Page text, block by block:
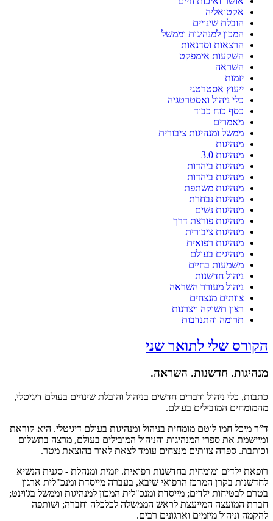
שינויים
למנהיגות וממשל
וסדנאות
אימפקט
אסטרטגי
ניהול ואסטרטגיה
כוח כבוד
ומנהיגות ציבורית
3.0
ביהדות
ביהדות
משתפת
נבחרת
נשים
פורצת דרך
ציבורית
רפואית
בעולם
בחיים
חדשנות
מעורר השראה
מנצחים
תשוקה ויצרנות
והתנדבות
שלי לתואר שני
חדשנות. השראה.
ניהול ודברים חדשים בניהול והובלת שינויים בעולם דיגיטלי,
המובילים בעולם.
חמו לוטם מומחית בניהול ומנהיגות בעולם דיגיטלי. היא קוראת
את ספרי המנהיגות והניהול המובילים בעולם, מרצה בתשלום
ספרה צוותים מנצחים עומד לצאת לאור בהוצאת מטר.
ומומחית בחדשנות רפואית. יזמית ומנהלת - סגנית הנשיא
בקרן המרכז הרפואי שיבא, בעברה מייסדת ומנכ"לית ארגון
ילדים; מייסדת ומנכ"לית המכון למנהיגות וממשל בג'וינט;
המייעצת לראש הממשלה לכלכלה וחברה; ושותפה
מיזמים וארגונים רבים.